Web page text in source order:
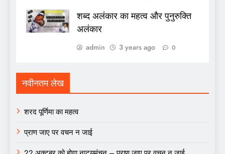
शब्द अलंकार का महत्व और पुनुरुक्ति
अलंकार
admin 3 years ago 0
नवीनतम लेख
शरद पूर्णिमा का महत्व
प्राण जाए पर वचन न जाई